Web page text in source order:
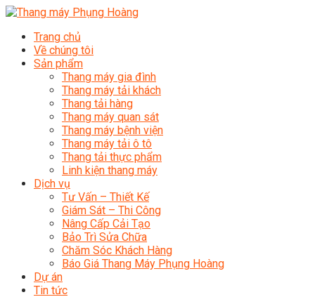
Trang chủ
Về chúng tôi
Sản phẩm
Thang máy gia đình
Thang máy tải khách
Thang tải hàng
Thang máy quan sát
Thang máy bệnh viện
Thang máy tải ô tô
Thang tải thực phẩm
Linh kiện thang máy
Dịch vụ
Tư Vấn – Thiết Kế
Giám Sát – Thi Công
Nâng Cấp Cải Tạo
Bảo Trì Sửa Chữa
Chăm Sóc Khách Hàng
Báo Giá Thang Máy Phụng Hoàng
Dự án
Tin tức